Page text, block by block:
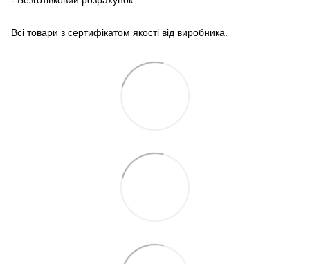
Всі товари з сертифікатом якості від виробника.